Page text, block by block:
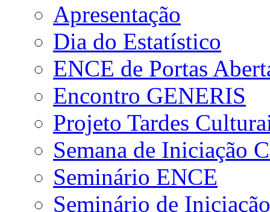
Apresentação
Dia do Estatístico
ENCE de Portas
Encontro GENERIS
Projeto Tardes
Semana de Iniciação
Seminário ENCE
Seminário de